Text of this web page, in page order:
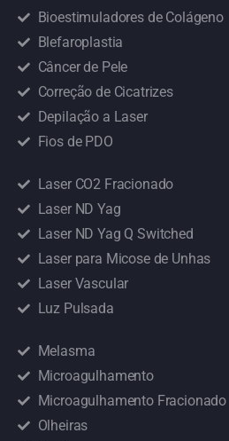
Bioestimuladores de Colágeno
Blefaroplastia
Câncer de Pele
Correção de Cicatrizes
Depilação a Laser
Fios de PDO
Laser CO2 Fracionado
Laser ND Yag
Laser ND Yag Q Switched
Laser para Micose de Unhas
Laser Vascular
Luz Pulsada
Melasma
Microagulhamento
Microagulhamento Fracionado
Olheiras